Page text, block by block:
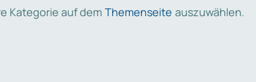
Kategorie auf dem Themenseite auszuwählen.